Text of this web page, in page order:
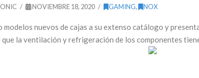
NOVIEMBRE 18, 2020 GAMING, NOX
modelos nuevos de cajas a su extenso catálogo y
que la ventilación y refrigeración de los componentes